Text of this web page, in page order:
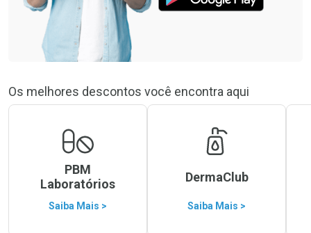
Os melhores descontos você encontra aqui
PBM
Laboratórios
Saiba Mais >
DermaClub
Saiba Mais >